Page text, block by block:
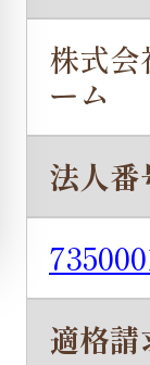
株式会
ーム
法人番
適格